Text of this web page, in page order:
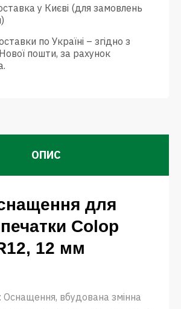
у Києві (для замовлень
по Україні – згідно з
пошти, за рахунок
ОПИС
для
печатки Colop
12 мм
Оснащення, вбудована змінна